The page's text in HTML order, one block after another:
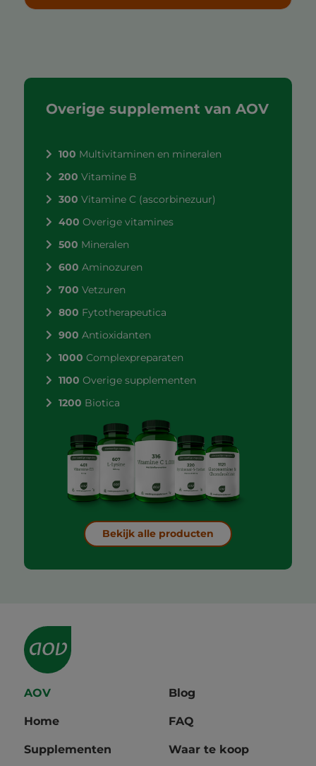
Overige supplement van AOV
100 Multivitaminen en mineralen
200Vitamine B
300Vitamine C (ascorbinezuur)
400Overige vitamines
500 Mineralen
600Aminozuren
700Vetzuren
800 Fytotherapeutica
900Antioxidanten
1000Complexpreparaten
1100Overige supplementen
1200 Biotica
Bekijk alle producten
AOV
Home
Supplementen
Blog
FAQ
Waar te koop